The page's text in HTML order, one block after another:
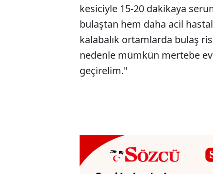
kesiciyle 15-20 dakikaya
bulaştan hem daha acil
kalabalık ortamlarda bulaş
nedenle mümkün mertebe
geçirelim."